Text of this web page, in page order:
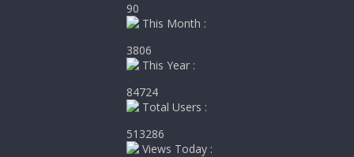
90
This Month :
3806
This Year :
84724
Total Users :
513286
Views Today :